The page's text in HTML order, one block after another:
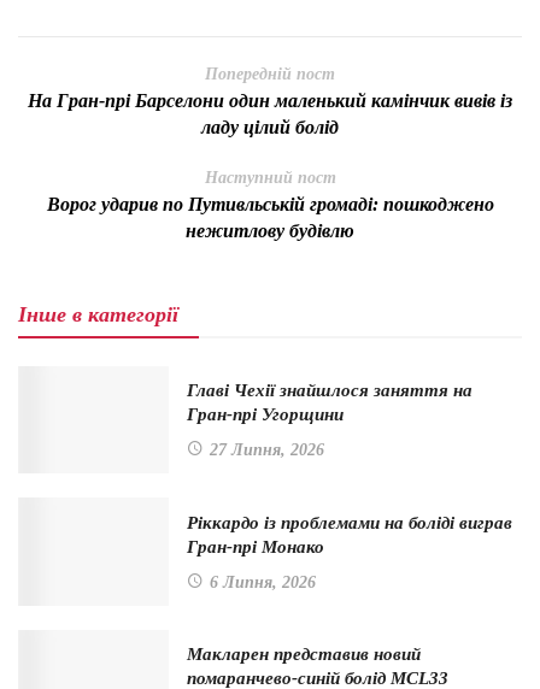
Попередній пост
На Гран-прі Барселони один маленький камінчик вивів із
ладу цілий болід
Наступний пост
Ворог ударив по Путивльській громаді: пошкоджено
нежитлову будівлю
Інше в категорії
Главі Чехії знайшлося заняття на
Гран-прі Угорщини
27 Липня, 2026
Ріккардо із проблемами на боліді виграв
Гран-прі Монако
6 Липня, 2026
Макларен представив новий
помаранчево-синій болід MCL33